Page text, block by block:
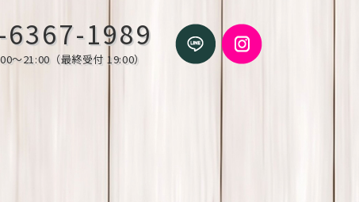
6367-1989
～21:00（最終受付 19:00）